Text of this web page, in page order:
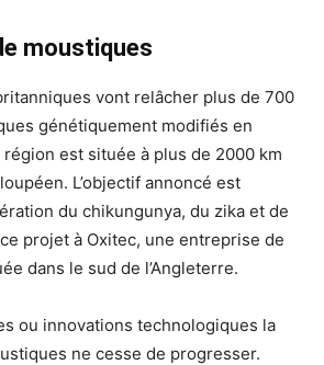
moustiques
vont relâcher plus de 700
génétiquement modifiés en
région est située à plus de 2000 km
L’objectif annoncé est
du chikungunya, du zika et de
projet à Oxitec, une entreprise de
dans le sud de l’Angleterre.
ou innovations technologiques la
ne cesse de progresser.